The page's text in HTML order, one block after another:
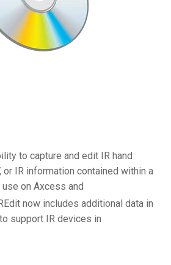
to capture and edit IR hand
or IR information contained within a
on Axcess and
now includes additional data in
support IR devices in